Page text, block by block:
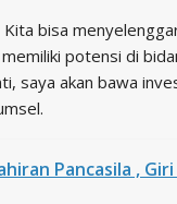
bisa
memiliki potensi di
saya akan bawa
Pancasila ,